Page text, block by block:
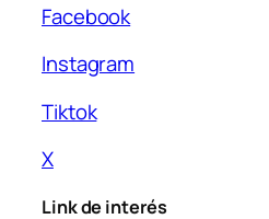
Facebook
Instagram
Tiktok
X
Link de interés